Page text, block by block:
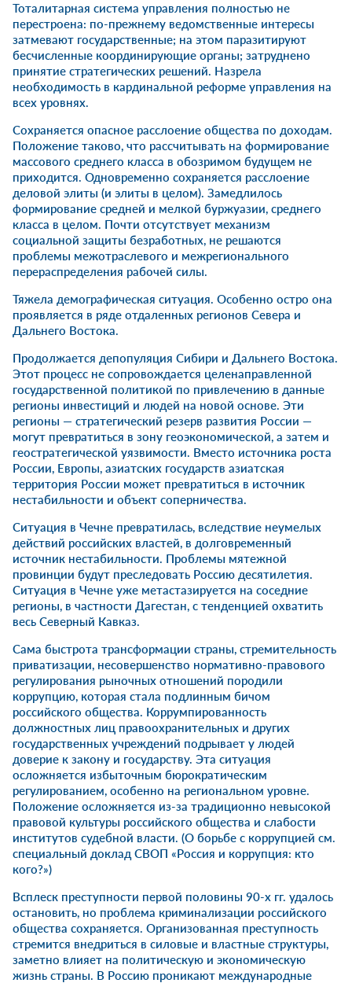
Тоталитарная система управления полностью не
перестроена: по-прежнему ведомственные интересы
затмевают государственные; на этом паразитируют
бесчисленные координирующие органы; затруднено
принятие стратегических решений. Назрела
необходимость в кардинальной реформе управления на
всех уровнях.
Сохраняется опасное расслоение общества по доходам.
Положение таково, что рассчитывать на формирование
массового среднего класса в обозримом будущем не
приходится. Одновременно сохраняется расслоение
деловой элиты (и элиты в целом). Замедлилось
формирование средней и мелкой буржуазии, среднего
класса в целом. Почти отсутствует механизм
социальной защиты безработных, не решаются
проблемы межотраслевого и межрегионального
перераспределения рабочей силы.
Тяжела демографическая ситуация. Особенно остро она
проявляется в ряде отдаленных регионов Севера и
Дальнего Востока.
Продолжается депопуляция Сибири и Дальнего Востока.
Этот процесс не сопровождается целенаправленной
государственной политикой по привлечению в данные
регионы инвестиций и людей на новой основе. Эти
регионы — стратегический резерв развития России —
могут превратиться в зону геоэкономической, а затем и
геостратегической уязвимости. Вместо источника роста
России, Европы, азиатских государств азиатская
территория России может превратиться в источник
нестабильности и объект соперничества.
Ситуация в Чечне превратилась, вследствие неумелых
действий российских властей, в долговременный
источник нестабильности. Проблемы мятежной
провинции будут преследовать Россию десятилетия.
Ситуация в Чечне уже метастазируется на соседние
регионы, в частности Дагестан, с тенденцией охватить
весь Северный Кавказ.
Сама быстрота трансформации страны, стремительность
приватизации, несовершенство нормативно-правового
регулирования рыночных отношений породили
коррупцию, которая стала подлинным бичом
российского общества. Коррумпированность
должностных лиц правоохранительных и других
государственных учреждений подрывает у людей
доверие к закону и государству. Эта ситуация
осложняется избыточным бюрократическим
регулированием, особенно на региональном уровне.
Положение осложняется из-за традиционно невысокой
правовой культуры российского общества и слабости
институтов судебной власти. (О борьбе с коррупцией см.
специальный доклад СВОП «Россия и коррупция: кто
кого?»)
Всплеск преступности первой половины 90-х гг. удалось
остановить, но проблема криминализации российского
общества сохраняется. Организованная преступность
стремится внедриться в силовые и властные структуры,
заметно влияет на политическую и экономическую
жизнь страны. В Россию проникают международные